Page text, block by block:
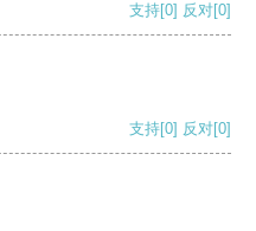
支持[0] 反对[0]
支持[0] 反对[0]